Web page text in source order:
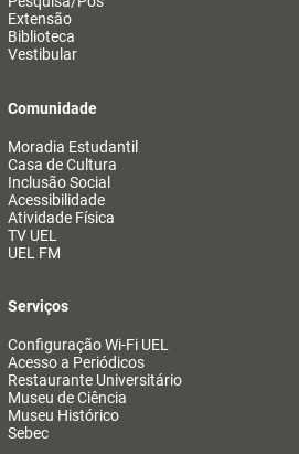
Extensão
Biblioteca
Vestibular
Comunidade
Moradia Estudantil
Casa de Cultura
Inclusão Social
Acessibilidade
Atividade Física
TV UEL
UEL FM
Serviços
Configuração Wi-Fi UEL
Acesso a Periódicos
Restaurante Universitário
Museu de Ciência
Museu Histórico
Sebec